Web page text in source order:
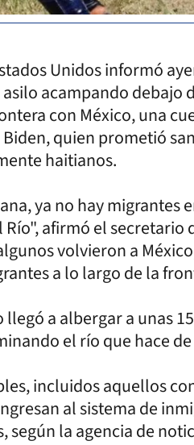
Unidos informó
acampando debajo
con México, una
quien prometió
haitianos.
ya no hay
afirmó el
volvieron a
a lo largo de la
llegó a albergar a unas
el río que hace
incluidos aquellos
al sistema de
según la agencia de